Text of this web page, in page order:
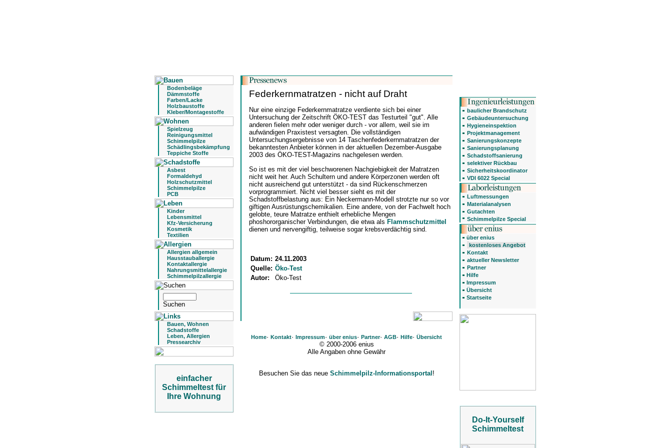
Bodenbeläge
Dämmstoffe
Farben/Lacke
Holzbaustoffe
Kleber/Montagestoffe
Spielzeug
Reinigungsmittel
Schimmelpilze
Schädlingsbekämpfung
Teppiche Stoffe
Asbest
Formaldehyd
Holzschutzmittel
Schimmelpilze
PCB
Kinder
Lebensmittel
Kfz-Versicherung
Kosmetik
Textilien
Allergien allgemein
Hausstauballergie
Kontaktallergie
Nahrungsmittelallergie
Schimmelpilzallergie
Bauen, Wohnen
Schadstoffe
Leben, Allergien
Pressearchiv
einfacher
Schimmeltest für
Ihre Wohnung
Federkernmatratzen - nicht auf Draht
Nur eine einzige Federkernmatratze verdiente sich bei einer
Untersuchung der Zeitschrift ÖKO-TEST das Testurteil "gut". Alle
anderen fielen mehr oder weniger durch - vor allem, weil sie im
aufwändigen Praxistest versagten. Die vollständigen
Untersuchungsergebnisse von 14 Taschenfederkernmatratzen der
bekanntesten Anbieter können in der aktuellen Dezember-Ausgabe
2003 des ÖKO-TEST-Magazins nachgelesen werden.
So ist es mit der viel beschworenen Nachgiebigkeit der Matratzen
nicht weit her. Auch Schultern und andere Körperzonen werden oft
nicht ausreichend gut unterstützt - da sind Rückenschmerzen
vorprogrammiert. Nicht viel besser sieht es mit der
Schadstoffbelastung aus: Ein Neckermann-Modell strotzte nur so vor
giftigen Ausrüstungschemikalien. Eine andere, von der Fachwelt hoch
gelobte, teure Matratze enthielt erhebliche Mengen
phoshororganischer Verbindungen, die etwa als Flammschutzmittel
dienen und nervengiftig, teilweise sogar krebsverdächtig sind.
Datum: 24.11.2003
Quelle: Öko-Test
Autor:
Öko-Test
Home· Kontakt· Impressum· über enius· Partner· AGB· Hilfe· Übersicht
© 2000-2006 enius
Alle Angaben ohne Gewähr
Besuchen Sie das neue Schimmelpilz-Informationsportal !
baulicher Brandschutz
Gebäudeuntersuchung
Hygieneinspektion
Projektmanagement
Sanierungskonzepte
Sanierungsplanung
Schadstoffsanierung
selektiver Rückbau
Sicherheitskoordinator
VDI 6022 Special
Luftmessungen
Materialanalysen
Gutachten
Schimmelpilze Special
über enius
kostenloses Angebot
Kontakt
aktueller Newsletter
Partner
Hilfe
Impressum
Übersicht
Startseite
Do-It-Yourself
Schimmeltest